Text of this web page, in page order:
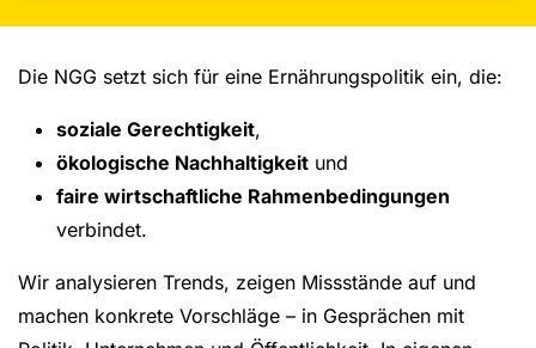
Die NGG setzt sich für eine Ernährungspolitik ein, die:
soziale Gerechtigkeit,
ökologische Nachhaltigkeit und
faire wirtschaftliche Rahmenbedingungen
verbindet.
Wir analysieren Trends, zeigen Missstände auf und
machen konkrete Vorschläge – in Gesprächen mit